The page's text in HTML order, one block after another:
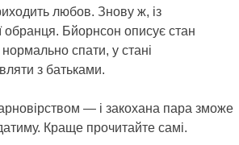
любов. Знову ж, із
Бйорнсон описує стан
спати, у стані
з батьками.
— і закохана пара зможе
Краще прочитайте самі.